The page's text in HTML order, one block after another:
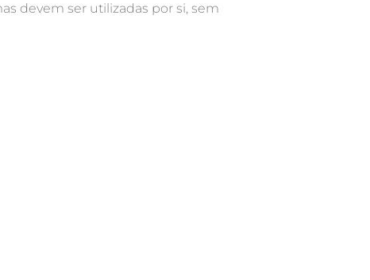
devem ser utilizadas por si, sem